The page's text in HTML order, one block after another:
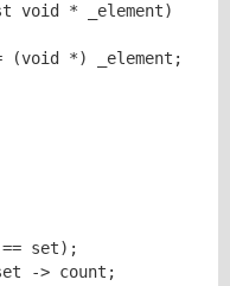
void * _element)
*) _element;
set);
-> count;